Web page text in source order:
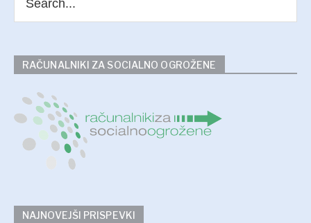
RAČUNALNIKI ZA SOCIALNO OGROŽENE
NAJNOVEJŠI PRISPEVKI